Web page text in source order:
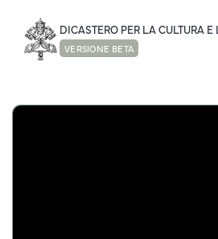
DICASTERO PER LA CULTURA
VERSIONE BETA